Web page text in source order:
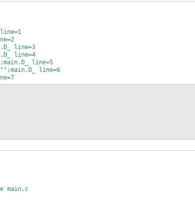
line=1
line=3
line=4
line=5
line=6
main.c